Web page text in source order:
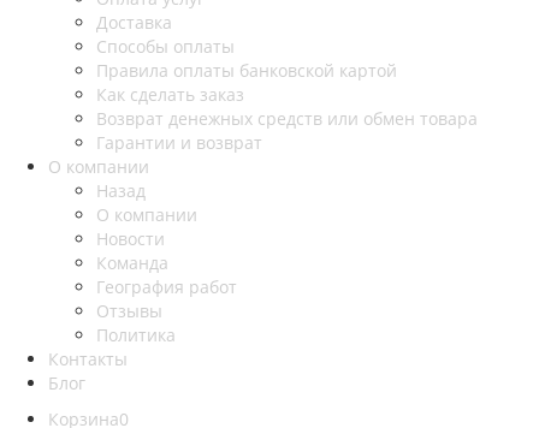
Доставка
Способы оплаты
Правила оплаты банковской картой
Как сделать заказ
Возврат денежных средств или обмен товара
Гарантии и возврат
О компании
Назад
О компании
Новости
Команда
География работ
Отзывы
Политика
Контакты
Блог
Корзина0